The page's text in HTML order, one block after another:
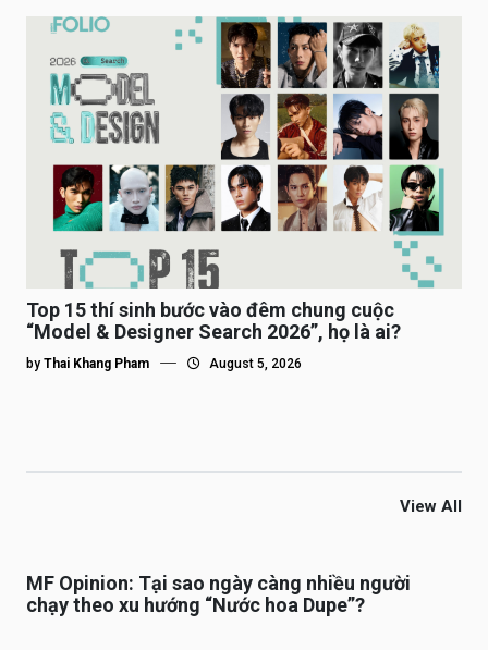
Top 15 thí sinh bước vào đêm chung cuộc
“Model & Designer Search 2026”, họ là ai?
by Thai Khang Pham August 5, 2026
View All
MF Opinion: Tại sao ngày càng nhiều người
chạy theo xu hướng “Nước hoa Dupe”?